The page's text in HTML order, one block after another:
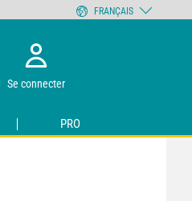
Se connecter
PRO
FRANÇAIS